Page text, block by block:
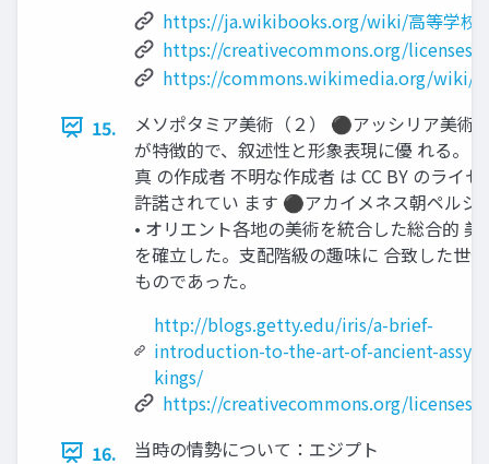
https://ja.wikibooks.org/wiki/高等学校
https://creativecommons.org/licenses/
https://commons.wikimedia.org/wiki/
15.
メソポタミア美術（２） ⚫アッシリア美術
が特徴的で、叙述性と形象表現に優 れる。
真 の作成者 不明な作成者 は CC BY のライ
許諾されてい ます ⚫アカイメネス朝ペルシ
• オリエント各地の美術を統合した総合的 美
を確立した。支配階級の趣味に 合致した世
ものであった。
http://blogs.getty.edu/iris/a-brief-
introduction-to-the-art-of-ancient-
kings/
https://creativecommons.org/licenses/
16.
当時の情勢について：エジプト